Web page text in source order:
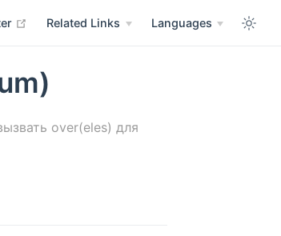
open in new window
Related Links Languages
over(eles) для